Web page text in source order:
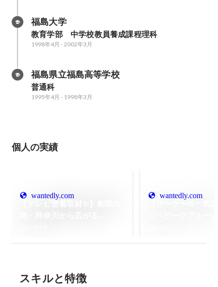
福島大学
教育学部　中学校教員養成課程理科
1998年4月 - 2002年3月
福島県立福島高等学校
普通科
1995年4月 - 1998年3月
個人の実績
wantedly.com wantedly.com
スキルと特徴